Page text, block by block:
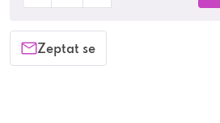
Zeptat se